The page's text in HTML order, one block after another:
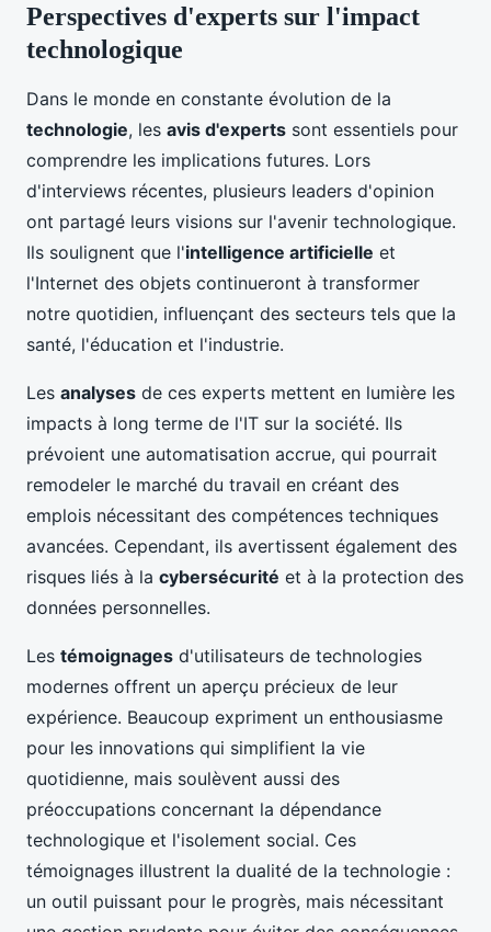
Perspectives d'experts sur l'impact
technologique
Dans le monde en constante évolution de la
technologie, les avis d'experts sont essentiels pour
comprendre les implications futures. Lors
d'interviews récentes, plusieurs leaders d'opinion
ont partagé leurs visions sur l'avenir technologique.
Ils soulignent que l'intelligence artificielle et
l'Internet des objets continueront à transformer
notre quotidien, influençant des secteurs tels que la
santé, l'éducation et l'industrie.
Les analyses de ces experts mettent en lumière les
impacts à long terme de l'IT sur la société. Ils
prévoient une automatisation accrue, qui pourrait
remodeler le marché du travail en créant des
emplois nécessitant des compétences techniques
avancées. Cependant, ils avertissent également des
risques liés à la cybersécurité et à la protection des
données personnelles.
Les témoignages d'utilisateurs de technologies
modernes offrent un aperçu précieux de leur
expérience. Beaucoup expriment un enthousiasme
pour les innovations qui simplifient la vie
quotidienne, mais soulèvent aussi des
préoccupations concernant la dépendance
technologique et l'isolement social. Ces
témoignages illustrent la dualité de la technologie :
un outil puissant pour le progrès, mais nécessitant